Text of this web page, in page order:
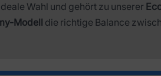
Wahl und gehört zu unserer
Modell die richtige Balance